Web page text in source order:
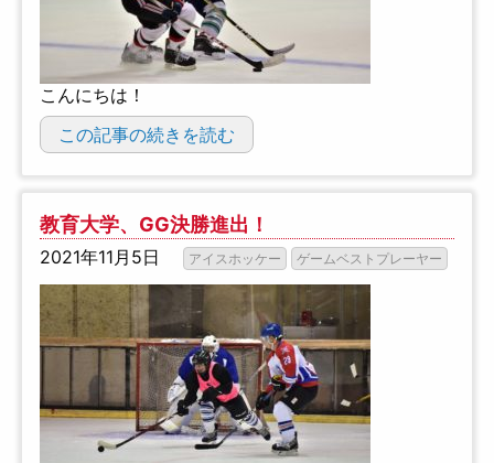
こんにちは！
この記事の続きを読む
教育大学、GG決勝進出！
2021年11月5日 アイスホッケー ゲームベストプレーヤー